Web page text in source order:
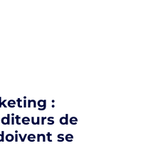
:
de
se